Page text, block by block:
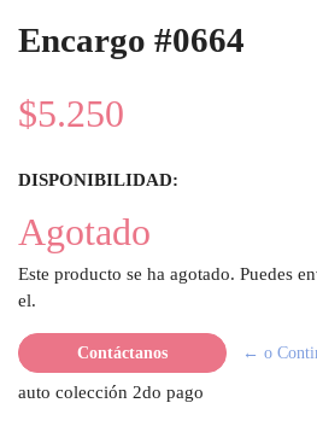
Encargo #0664
$5.250
DISPONIBILIDAD:
Agotado
Este producto se ha agotado. Puedes
el.
Contáctanos ← o
auto colección 2do pago